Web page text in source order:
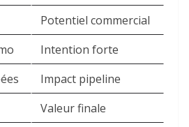
Potentiel commercial
Intention forte
Impact pipeline
Valeur finale